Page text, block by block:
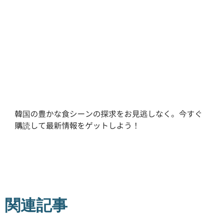
韓国の豊かな食シーンの探求をお見逃しなく。今すぐ
購読して最新情報をゲットしよう！
関連記事